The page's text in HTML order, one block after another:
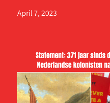
April 7, 2023